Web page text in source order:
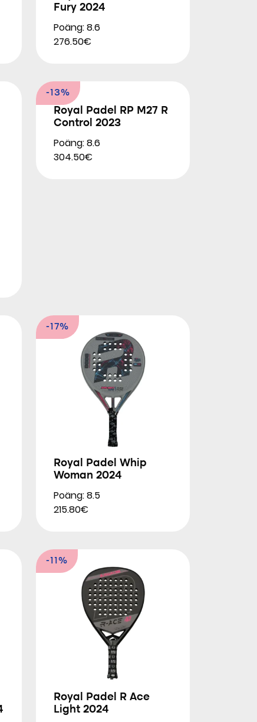
Fury 2024
Poäng: 8.6
276.50€
-13%
Royal Padel RP M27 R
Control 2023
Poäng: 8.6
304.50€
-17%
Royal Padel Whip
Woman 2024
Poäng: 8.5
215.80€
-11%
Royal Padel R Ace
Light 2024